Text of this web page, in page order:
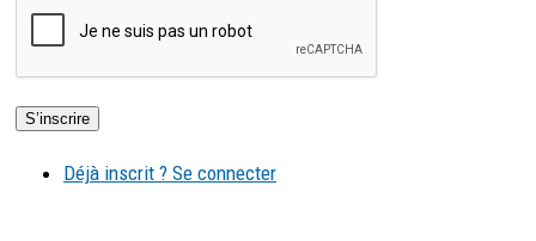
Déjà inscrit ? Se connecter